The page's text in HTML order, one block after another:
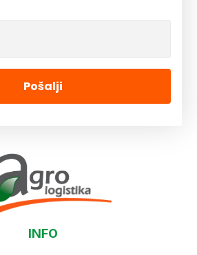
Pošalji
INFO